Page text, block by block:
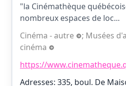
"la Cinémathèque
nombreux espaces de loc...
Cinéma - autre
; Musées
cinéma
https://
Adresses: 335, boul. De